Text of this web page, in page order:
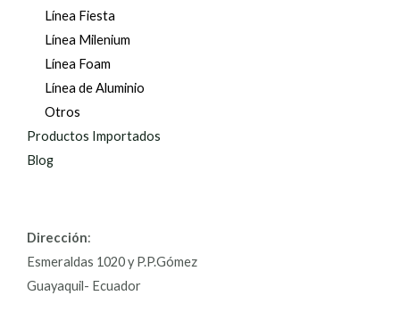
Línea Fiesta
Línea Milenium
Línea Foam
Línea de Aluminio
Otros
Productos Importados
Blog
Dirección:
Esmeraldas 1020 y P.P.Gómez
Guayaquil- Ecuador